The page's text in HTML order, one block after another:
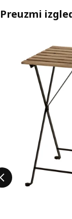
Preuzmi
Preskoči popis